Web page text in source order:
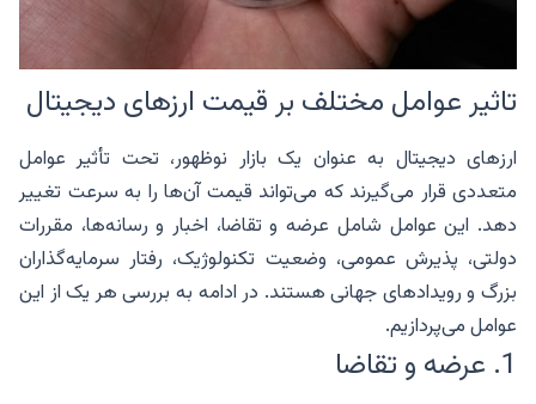
تاثیر عوامل مختلف بر قیمت ارزهای دیجیتال
ارزهای دیجیتال به عنوان یک بازار نوظهور، تحت تأثیر عوامل
متعددی قرار می‌گیرند که می‌تواند قیمت آن‌ها را به سرعت تغییر
دهد. این عوامل شامل عرضه و تقاضا، اخبار و رسانه‌ها، مقررات
دولتی، پذیرش عمومی، وضعیت تکنولوژیک، رفتار سرمایه‌گذاران
بزرگ و رویدادهای جهانی هستند. در ادامه به بررسی هر یک از این
عوامل می‌پردازیم.
1. عرضه و تقاضا